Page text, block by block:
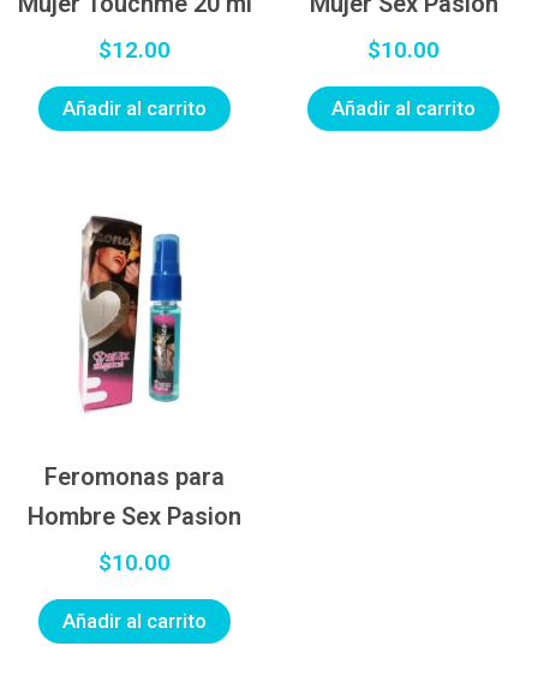
$12.00
Añadir al carrito
$10.00
Añadir al carrito
Feromonas para
Hombre Sex Pasion
$10.00
Añadir al carrito